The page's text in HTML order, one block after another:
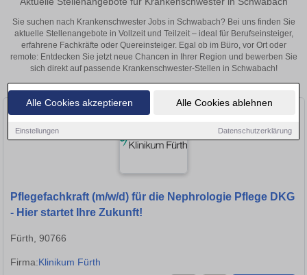
Alle Cookies akzeptieren Alle Cookies ablehnen
Einstellungen Datenschutzerklärung
Sie suchen nach Krankenschwester Jobs in Schwabach? Bei uns finden Sie
aktuelle Stellenangebote in Vollzeit und Teilzeit – ideal für Berufseinsteiger,
erfahrene Fachkräfte oder Quereinsteiger. Egal ob im Büro, vor Ort oder
remote: Entdecken Sie jetzt neue Chancen in Ihrer Region und bewerben Sie
sich direkt auf passende Krankenschwester-Stellen in Schwabach!
Pflegefachkraft (m/w/d) für die Nephrologie Pflege DKG
- Hier startet Ihre Zukunft!
Fürth, 90766
Firma:Klinikum Fürth